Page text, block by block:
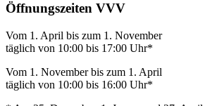
Öffnungszeiten VVV
Vom 1. April bis zum 1. November
täglich von 10:00 bis 17:00 Uhr*
Vom 1. November bis zum 1. April
täglich von 10:00 bis 16:00 Uhr*